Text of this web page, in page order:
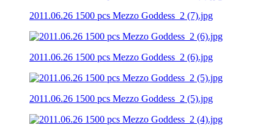
2011.06.26 1500 pcs Mezzo Goddess_2 (7).jpg
2011.06.26 1500 pcs Mezzo Goddess_2 (6).jpg
2011.06.26 1500 pcs Mezzo Goddess_2 (5).jpg